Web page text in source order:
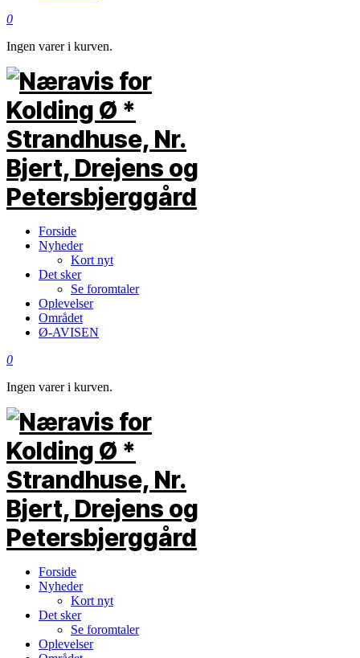
0
Ingen varer i kurven.
Forside
Nyheder
Kort nyt
Det sker
Se foromtaler
Oplevelser
Området
Ø-AVISEN
0
Ingen varer i kurven.
Forside
Nyheder
Kort nyt
Det sker
Se foromtaler
Oplevelser